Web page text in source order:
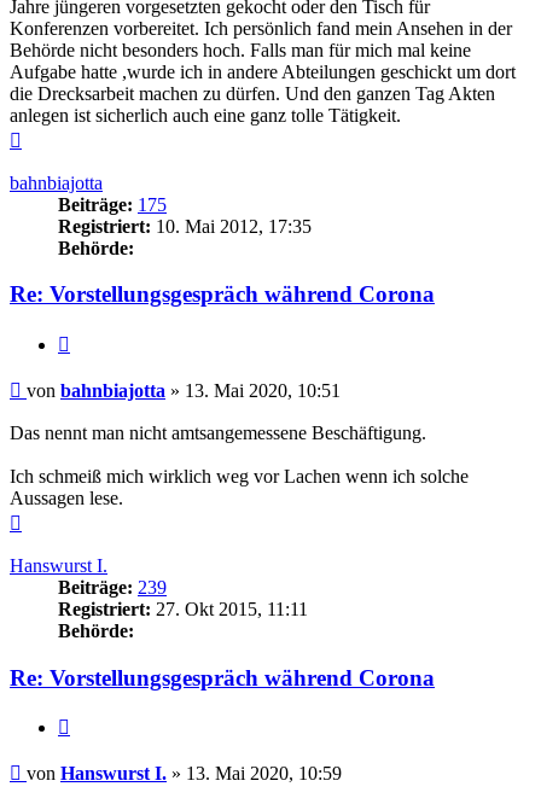
Jahre jüngeren vorgesetzten gekocht oder den Tisch für
Konferenzen vorbereitet. Ich persönlich fand mein Ansehen in der
Behörde nicht besonders hoch. Falls man für mich mal keine
Aufgabe hatte ,wurde ich in andere Abteilungen geschickt um dort
die Drecksarbeit machen zu dürfen. Und den ganzen Tag Akten
anlegen ist sicherlich auch eine ganz tolle Tätigkeit.
bahnbiajotta
Beiträge: 175
Registriert: 10. Mai 2012, 17:35
Behörde:
Re: Vorstellungsgespräch während Corona
Beitrag
von bahnbiajotta » 13. Mai 2020, 10:51
Das nennt man nicht amtsangemessene Beschäftigung.
Ich schmeiß mich wirklich weg vor Lachen wenn ich solche
Aussagen lese.
Hanswurst I.
Beiträge: 239
Registriert: 27. Okt 2015, 11:11
Behörde:
Re: Vorstellungsgespräch während Corona
Beitrag
von Hanswurst I. » 13. Mai 2020, 10:59